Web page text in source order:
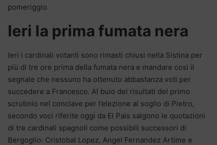
pomeriggio.
Ieri la prima fumata nera
Ieri i cardinali votanti sono rimasti chiusi nella Sistina per
più di tre ore prima della fumata nera e mandare così il
segnale che nessuno ha ottenuto abbastanza voti per
succedere a Francesco. Al buio dei risultati del primo
scrutinio nel conclave per l’elezione al soglio di Pietro,
secondo voci riferite oggi da El Pais salgono le quotazioni
di tre cardinali spagnoli come possibili successori di
Bergoglio: Cristobal Lopez, Angel Fernandez Artime e